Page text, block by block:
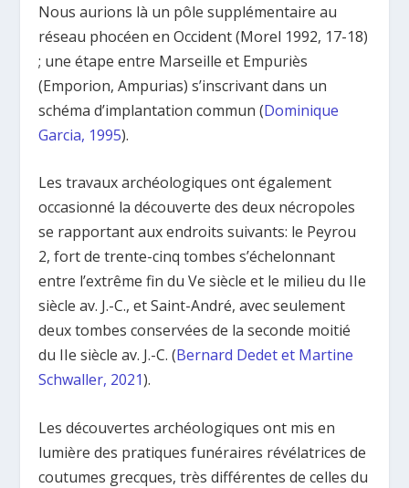
Nous aurions là un pôle supplémentaire au
réseau phocéen en Occident (Morel 1992, 17-18)
; une étape entre Marseille et Empuriès
(Emporion, Ampurias) s’inscrivant dans un
schéma d’implantation commun (Dominique
Garcia, 1995).
Les travaux archéologiques ont également
occasionné la découverte des deux nécropoles
se rapportant aux endroits suivants: le Peyrou
2, fort de trente-cinq tombes s’échelonnant
entre l’extrême fin du Ve siècle et le milieu du IIe
siècle av. J.-C., et Saint-André, avec seulement
deux tombes conservées de la seconde moitié
du IIe siècle av. J.-C. (Bernard Dedet et Martine
Schwaller, 2021).
Les découvertes archéologiques ont mis en
lumière des pratiques funéraires révélatrices de
coutumes grecques, très différentes de celles du